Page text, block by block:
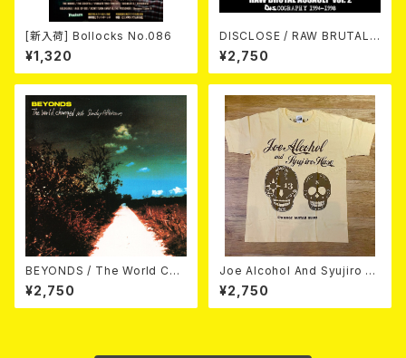
[新入荷] Bollocks No.086
¥1,320
DISCLOSE / RAW BRUTAL
ASSAULT Vol.2 : DISCOGR
APHY 1994-1998 (2CD)
¥2,750
BEYONDS / The World Cha
nged Into Sunday Afternoo
n 10"＋CD＋DVD
¥2,750
Joe Alcohol And Syujiro H
ase / Strange Guitar Blues
¥2,750